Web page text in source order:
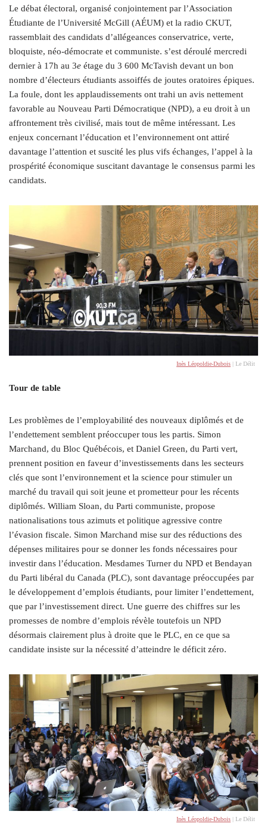
Le débat électoral, organisé conjointement par l’Association
Étudiante de l’Université McGill (AÉUM) et la radio CKUT,
rassemblait des candidats d’allégeances conservatrice, verte,
bloquiste, néo-démocrate et communiste. s’est déroulé mercredi
dernier à 17h au 3e étage du 3 600 McTavish devant un bon
nombre d’électeurs étudiants assoiffés de joutes oratoires épiques.
La foule, dont les applaudissements ont trahi un avis nettement
favorable au Nouveau Parti Démocratique (NPD), a eu droit à un
affrontement très civilisé, mais tout de même intéressant. Les
enjeux concernant l’éducation et l’environnement ont attiré
davantage l’attention et suscité les plus vifs échanges, l’appel à la
prospérité économique suscitant davantage le consensus parmi les
candidats.
Inès Léopoldie-Dubois | Le Délit
Tour de table
Les problèmes de l’employabilité des nouveaux diplômés et de
l’endettement semblent préoccuper tous les partis. Simon
Marchand, du Bloc Québécois, et Daniel Green, du Parti vert,
prennent position en faveur d’investissements dans les secteurs
clés que sont l’environnement et la science pour stimuler un
marché du travail qui soit jeune et prometteur pour les récents
diplômés. William Sloan, du Parti communiste, propose
nationalisations tous azimuts et politique agressive contre
l’évasion fiscale. Simon Marchand mise sur des réductions des
dépenses militaires pour se donner les fonds nécessaires pour
investir dans l’éducation. Mesdames Turner du NPD et Bendayan
du Parti libéral du Canada (PLC), sont davantage préoccupées par
le développement d’emplois étudiants, pour limiter l’endettement,
que par l’investissement direct. Une guerre des chiffres sur les
promesses de nombre d’emplois révèle toutefois un NPD
désormais clairement plus à droite que le PLC, en ce que sa
candidate insiste sur la nécessité d’atteindre le déficit zéro.
Inès Léopoldie-Dubois | Le Délit